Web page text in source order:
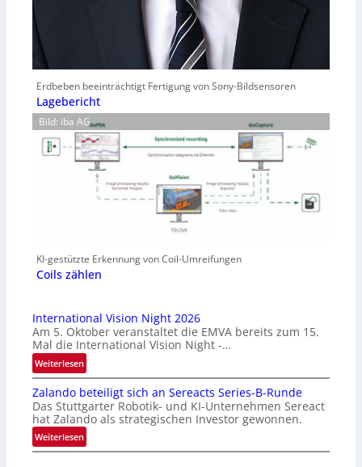
Erdbeben beeinträchtigt Fertigung von Sony-Bildsensoren
Lagebericht
Bild: iba AG
KI-gestützte Erkennung von Coil-Umreifungen
Coils zählen
International Vision Night 2026
Am 5. Oktober veranstaltet die EMVA bereits zum 15.
Mal die International Vision Night -…
Weiterlesen:
I
n
t
e
r
n
Zalando beteiligt sich an Sereacts Series-B-Runde
Das Stuttgarter Robotik- und KI-Unternehmen Sereact
hat Zalando als strategischen Investor gewonnen.
Weiterlesen:
Z